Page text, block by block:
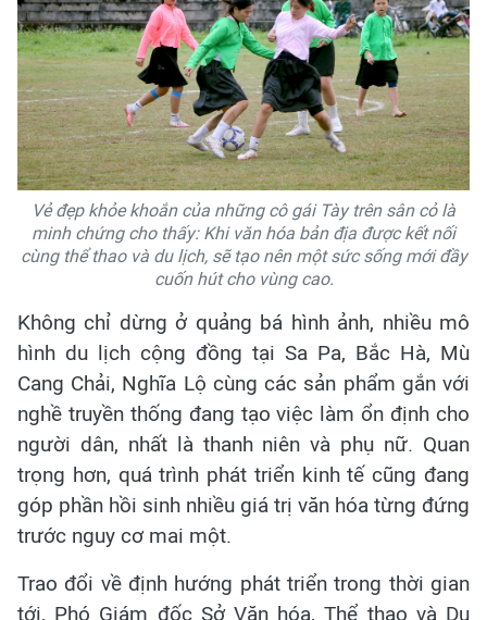
Vẻ đẹp khỏe khoắn của những cô gái Tày trên sân cỏ là
minh chứng cho thấy: Khi văn hóa bản địa được kết nối
cùng thể thao và du lịch, sẽ tạo nên một sức sống mới đầy
cuốn hút cho vùng cao.
Không chỉ dừng ở quảng bá hình ảnh, nhiều mô
hình du lịch cộng đồng tại Sa Pa, Bắc Hà, Mù
Cang Chải, Nghĩa Lộ cùng các sản phẩm gắn với
nghề truyền thống đang tạo việc làm ổn định cho
người dân, nhất là thanh niên và phụ nữ. Quan
trọng hơn, quá trình phát triển kinh tế cũng đang
góp phần hồi sinh nhiều giá trị văn hóa từng đứng
trước nguy cơ mai một.
Trao đổi về định hướng phát triển trong thời gian
tới, Phó Giám đốc Sở Văn hóa, Thể thao và Du